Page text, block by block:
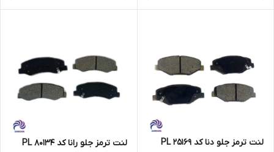
لنت ترمز جلو دنا کد PL 25169
لنت ترمز جلو رانا کد PL 80134